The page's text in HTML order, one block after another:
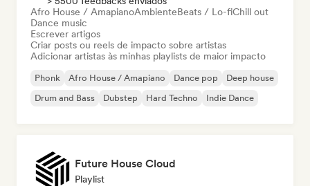
Afro House / AmapianoAmbienteBeats / Lo-fiChill out
Dance music
Escrever artigos
Criar posts ou reels de impacto sobre artistas
Adicionar artistas às minhas playlists de maior impacto
Phonk Afro House / Amapiano Dance pop
Deep house
Drum and Bass
Dubstep Hard Techno Indie Dance
Future House Cloud
Playlist